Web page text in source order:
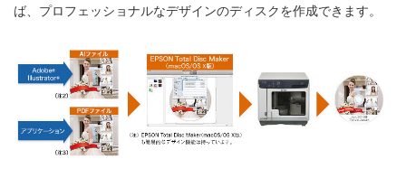
ば、プロフェッショナルなデザインのディスクを作成できます。